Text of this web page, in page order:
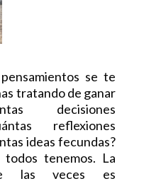
se te
tratando de ganar
decisiones
reflexiones
ideas fecundas?
tenemos. La
las veces es